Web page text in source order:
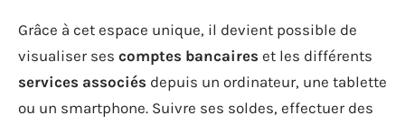
Grâce à cet espace unique, il devient possible de
visualiser ses comptes bancaires et les différents
services associés depuis un ordinateur, une tablette
ou un smartphone. Suivre ses soldes, effectuer des